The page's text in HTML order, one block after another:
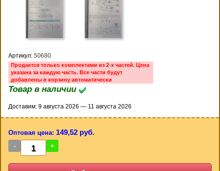
Артикул: 50680
Продается только комплектами из 2-х частей. Цена
указана за каждую часть. Все части будут
добавлены в корзину автоматически
Товар в наличии
Доставим: 9 августа 2026 — 11 августа 2026
Оптовая цена: 149,52 руб.
- +